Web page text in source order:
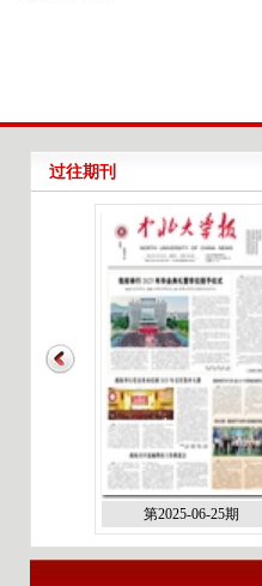
过往期刊
第2025-06-25期